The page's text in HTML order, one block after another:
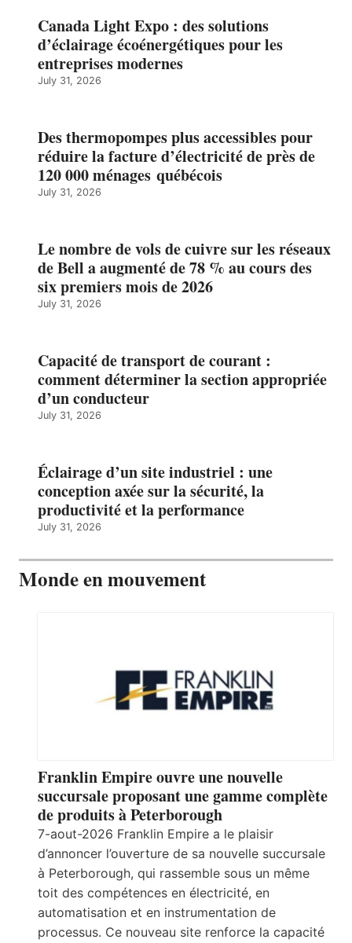
Canada Light Expo : des solutions
d’éclairage écoénergétiques pour les
entreprises modernes
July 31, 2026
Des thermopompes plus accessibles pour
réduire la facture d’électricité de près de
120 000 ménages québécois
July 31, 2026
Le nombre de vols de cuivre sur les réseaux
de Bell a augmenté de 78 % au cours des
six premiers mois de 2026
July 31, 2026
Capacité de transport de courant :
comment déterminer la section appropriée
d’un conducteur
July 31, 2026
Éclairage d’un site industriel : une
conception axée sur la sécurité, la
productivité et la performance
July 31, 2026
Monde en mouvement
Franklin Empire ouvre une nouvelle
succursale proposant une gamme complète
de produits à Peterborough
7-aout-2026 Franklin Empire a le plaisir
d’annoncer l’ouverture de sa nouvelle succursale
à Peterborough, qui rassemble sous un même
toit des compétences en électricité, en
automatisation et en instrumentation de
processus. Ce nouveau site renforce la capacité